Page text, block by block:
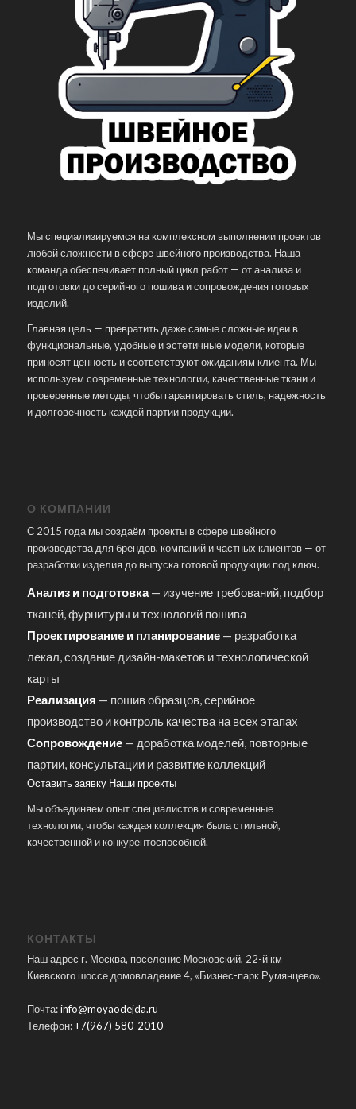
Мы специализируемся на комплексном выполнении проектов
любой сложности в сфере швейного производства. Наша
команда обеспечивает полный цикл работ — от анализа и
подготовки до серийного пошива и сопровождения готовых
изделий.
Главная цель — превратить даже самые сложные идеи в
функциональные, удобные и эстетичные модели, которые
приносят ценность и соответствуют ожиданиям клиента. Мы
используем современные технологии, качественные ткани и
проверенные методы, чтобы гарантировать стиль, надежность
и долговечность каждой партии продукции.
О КОМПАНИИ
С 2015 года мы создаём проекты в сфере швейного
производства для брендов, компаний и частных клиентов — от
разработки изделия до выпуска готовой продукции под ключ.
Анализ и подготовка— изучение требований, подбор
тканей, фурнитуры и технологий пошива
Проектирование и планирование— разработка
лекал, создание дизайн-макетов и технологической
карты
Реализация — пошив образцов, серийное
производство и контроль качества на всех этапах
Сопровождение— доработка моделей, повторные
партии, консультации и развитие коллекций
Оставить заявку Наши проекты
Мы объединяем опыт специалистов и современные
технологии, чтобы каждая коллекция была стильной,
качественной и конкурентоспособной.
КОНТАКТЫ
Наш адрес г. Москва, поселение Московский, 22-й км
Киевского шоссе домовладение 4, «Бизнес-парк Румянцево».
Почта:info@moyaodejda.ru
Телефон:+7(967) 580-2010